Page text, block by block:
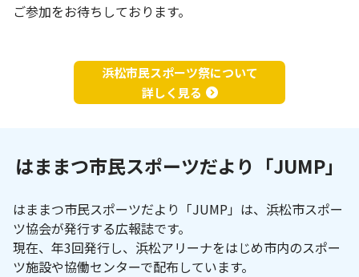
(舞童夢)
天竜体育館 船明ダム運動公園
ご参加をお待ちしております。
浜松市民スポーツ祭について
詳しく見る
はままつ市民スポーツだより「JUMP」
はままつ市民スポーツだより「JUMP」は、浜松市スポー
ツ協会が発行する広報誌です。
現在、年3回発行し、浜松アリーナをはじめ市内のスポー
ツ施設や協働センターで配布しています。